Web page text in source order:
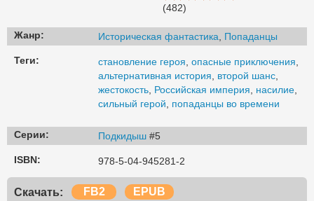
(482)
Жанр: Историческая фантастика Попаданцы
Теги: становление героя опасные приключения
альтернативная история
второй шанс
жестокость Российская империя насилие
сильный герой
попаданцы во времени
Серии: Подкидыш #5
ISBN: 978-5-04-945281-2
Скачать: FB2 EPUB